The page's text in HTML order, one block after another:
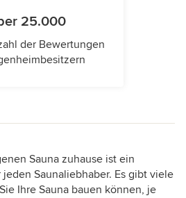
25.000
der Bewertungen
Sauna zuhause ist ein
Saunaliebhaber. Es gibt viele
Ihre Sauna bauen können, je